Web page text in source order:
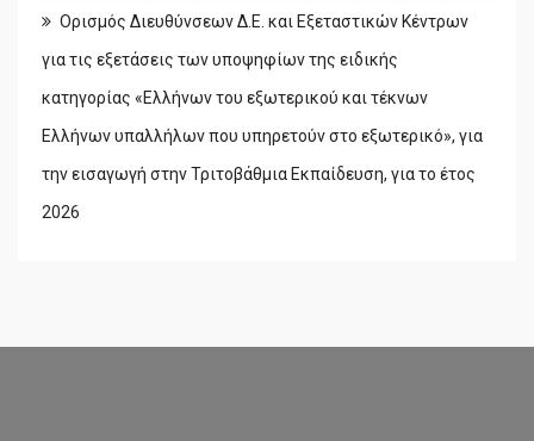
Ορισμός Διευθύνσεων Δ.Ε. και Εξεταστικών Κέντρων
για τις εξετάσεις των υποψηφίων της ειδικής
κατηγορίας «Ελλήνων του εξωτερικού και τέκνων
Ελλήνων υπαλλήλων που υπηρετούν στο εξωτερικό», για
την εισαγωγή στην Τριτοβάθμια Εκπαίδευση, για το έτος
2026